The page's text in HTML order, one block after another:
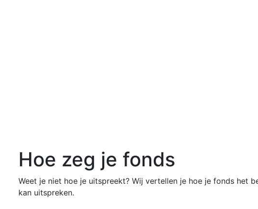
Hoe zeg je fonds
Weet je niet hoe je uitspreekt? Wij vertellen je hoe je fonds het
kan uitspreken.